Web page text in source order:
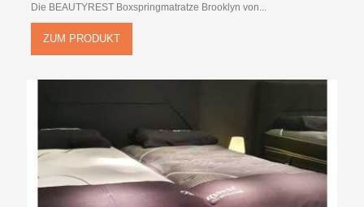
Die BEAUTYREST Boxspringmatratze Brooklyn von...
ZUM PRODUKT